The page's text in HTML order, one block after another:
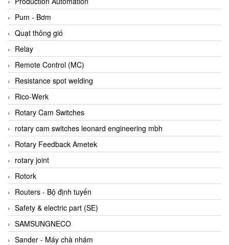
Black Box
BlackBox Vietnam
BLAGDON PUMP
Bloom Engineering
Boneng
Bopp & Reuther Messtechnik
Bosch
Boydcorp
BRAUN Vietnam
Brinkmann Pumpen
BRONKHORST
Brook Instrument
Brooks Instrument Vietnam
Buhler
BURLING INSTRUMENTS
Pum - Bơm
Quạt thông gió
Relay
Remote Control (MC)
Resistance spot welding
Rico-Werk
Rotary Cam Switches
rotary cam switches leonard engineering mbh
Rotary Feedback Ametek
rotary joint
Rotork
Routers - Bộ định tuyến
Safety & electric part (SE)
SAMSUNGNECO
Sander - Máy chà nhám